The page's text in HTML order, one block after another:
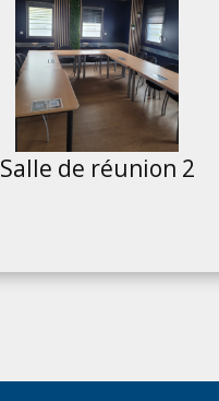
Salle de réunion 2